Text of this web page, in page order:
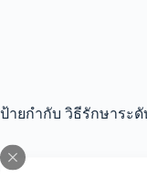
ป้ายกำกับ วิธีรักษาระ